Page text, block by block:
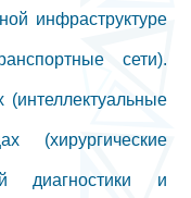
инфраструктуре
сети).
(хирургические
диагностики и